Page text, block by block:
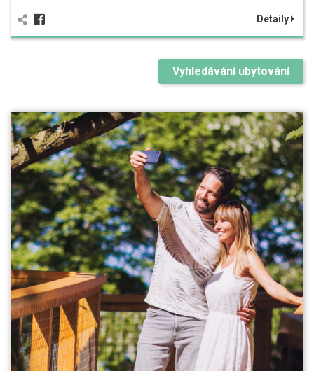
Detaily
Vyhledávání ubytování